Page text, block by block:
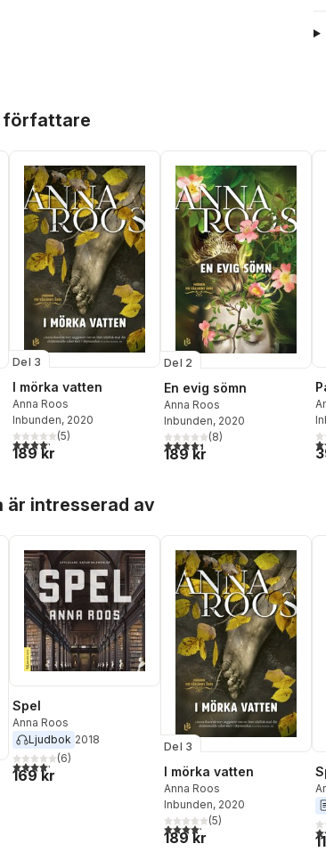
författare
röster:
Del 3
I mörka vatten
Anna Roos
Inbunden, 2020
4,2utav 5 stjärnor. Totalt antal röster:
(5)
189 kr
Del 2
En evig sömn
Anna Roos
Inbunden, 2020
4,4utav 5 stjärnor. Totalt antal
(8)
189 kr
är intresserad av
röster:
Spel
Anna Roos
Ljudbok 2018
4,2utav 5 stjärnor. Totalt antal röster:
(6)
169 kr
Del 3
I mörka vatten
Anna Roos
Inbunden, 2020
4,2utav 5 stjärnor. Totalt antal
(5)
189 kr